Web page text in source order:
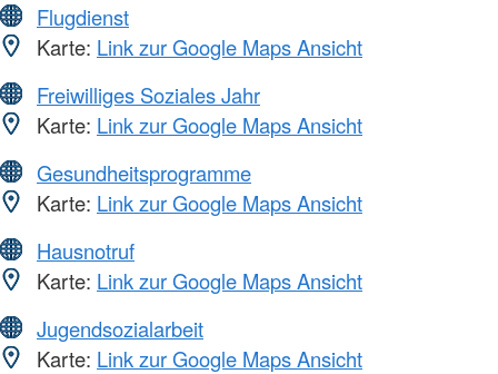
Flugdienst
Karte: Link zur Google Maps Ansicht
Freiwilliges Soziales Jahr
Karte: Link zur Google Maps Ansicht
Gesundheitsprogramme
Karte: Link zur Google Maps Ansicht
Hausnotruf
Karte: Link zur Google Maps Ansicht
Jugendsozialarbeit
Karte: Link zur Google Maps Ansicht